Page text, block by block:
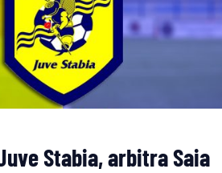
Stabia, arbitra Saia